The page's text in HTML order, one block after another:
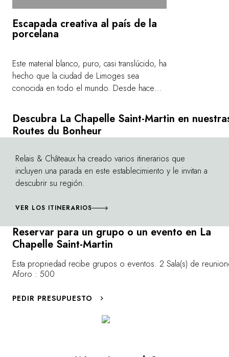
Descubra La Chapelle Saint-Martin en
Routes du Bonheur
Relais & Châteaux ha creado varios itinerarios que
incluyen una parada en este establecimiento y le invitan a
descubrir su región.
VER LOS ITINERARIOS
Reservar para un grupo o un evento en La
Chapelle Saint-Martin
Esta propriedad recibe grupos o eventos. 2 Sala(s) de
Aforo : 500
PEDIR PRESUPUESTO
Escapada creativa al país de la
porcelana
Este material blanco, puro, casi translúcido, ha
hecho que la ciudad de Limoges sea
conocida en todo el mundo. Desde hace
El Chef Dudognon, amigo y cocinero de
grandes porcelanistas, abre las puertas de
sus últimas manufacturas de renombre en
Bernardaud y quédese maravillado con el
talento de Sylvie Coquet. Para profundizar
más en el tema, el Musée National Adrien
siglos de tradición porcelanista en Francia y
prepare sus pinceles y solicite su curso de
pintura sobre porcelana, como Dalí,
Castelbajac o Carven. ¿Por qué no crear su
propia vajilla de porcelana de Limoges? Si
pasillos de nuestra casa. Observe las obras
déjese encandilar por la colección de teteras